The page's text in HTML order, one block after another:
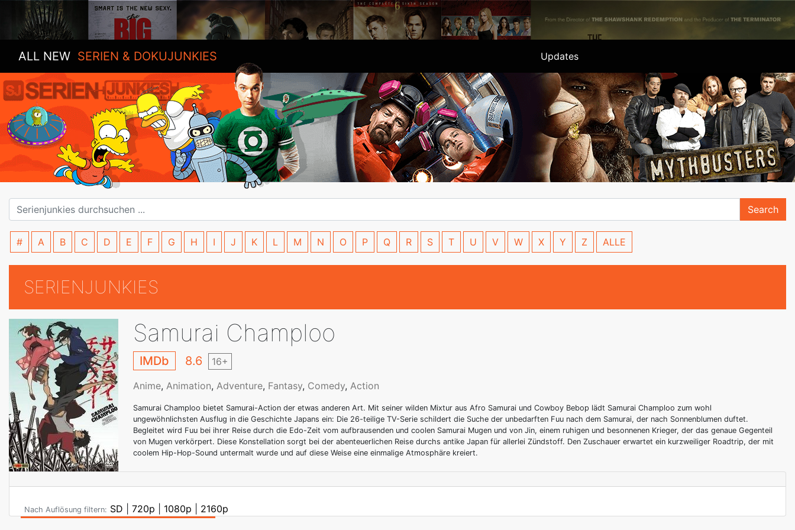
ALL NEW SERIEN & DOKUJUNKIES Updates
Search
# A B C D E F G H I J K L M N O P Q R S T U V W X Y Z ALLE
SERIENJUNKIES
Samurai Champloo
IMDb 8.6 16+
Anime, Animation, Adventure, Fantasy, Comedy, Action
Samurai Champloo bietet Samurai-Action der etwas anderen Art. Mit seiner wilden Mixtur aus Afro Samurai und Cowboy Bebop lädt Samurai Champloo zum wohl
ungewöhnlichsten Ausflug in die Geschichte Japans ein: Die 26-teilige TV-Serie schildert die Suche der unbedarften Fuu nach dem Samurai, der nach Sonnenblumen duftet.
Begleitet wird Fuu bei ihrer Reise durch die Edo-Zeit vom aufbrausenden und coolen Samurai Mugen und von Jin, einem ruhigen und besonnenen Krieger, der das genaue Gegenteil
von Mugen verkörpert. Diese Konstellation sorgt bei der abenteuerlichen Reise durchs antike Japan für allerlei Zündstoff. Den Zuschauer erwartet ein kurzweiliger Roadtrip, der mit
coolem Hip-Hop-Sound untermalt wurde und auf diese Weise eine einmalige Atmosphäre kreiert.
Nach Auflösung filtern: SD 720p 1080p 2160p